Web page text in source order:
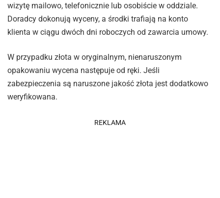
wizytę mailowo, telefonicznie lub osobiście w oddziale.
Doradcy dokonują wyceny, a środki trafiają na konto
klienta w ciągu dwóch dni roboczych od zawarcia umowy.
W przypadku złota w oryginalnym, nienaruszonym
opakowaniu wycena następuje od ręki. Jeśli
zabezpieczenia są naruszone jakość złota jest dodatkowo
weryfikowana.
REKLAMA